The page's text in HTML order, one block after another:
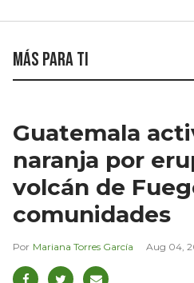
Más para ti
Guatemala
naranja por
volcán de
comunidades
Mariana Torres García Aug 04,